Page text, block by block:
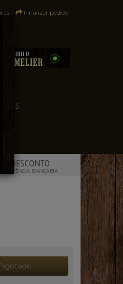
Finalizar pedido
PAÍSES